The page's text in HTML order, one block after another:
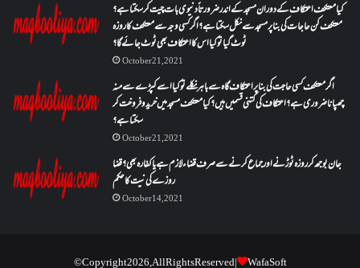
کیا معتکف اعتکاف کے دوران مسجد کے اندر ضرورتاً دنیوی بات چیت کر سکتا ہے؟
معتکف کن حاجات کی بنا پر مسجد سے نکل سکتا ہے؟ اگر کسی وجہ سے معتکف کا روزہ
ٹوٹ گیا تو کیا اس کا اعتکاف بھی ٹوٹ جائے گا؟
October 21, 2021
اگر معتکف کسی حاجت کی بنا پر اعتکاف گاہ سے باہر نکلے تو کیا اسے کپڑے سے منہ
چھپانا ضروری ہے؟اعتکاف کی کتنی قسمیں ہیں؟کیا معتکف مسجد میں خرید و فروخت کر
سکتا ہے؟
October 21, 2021
جان بوجھ کر روزہ ٹوڑنے اور جماع کرنے سے صرف قضاء لازم ہے یا کفارہ بھی؟ قضا
روزے کی نیت کا حکم
October 14, 2021
© Copyright 2026, All Rights Reserved | WafaSoft